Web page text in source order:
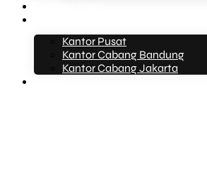
Kantor Pusat
Kantor Cabang Bandung
Kantor Cabang Jakarta